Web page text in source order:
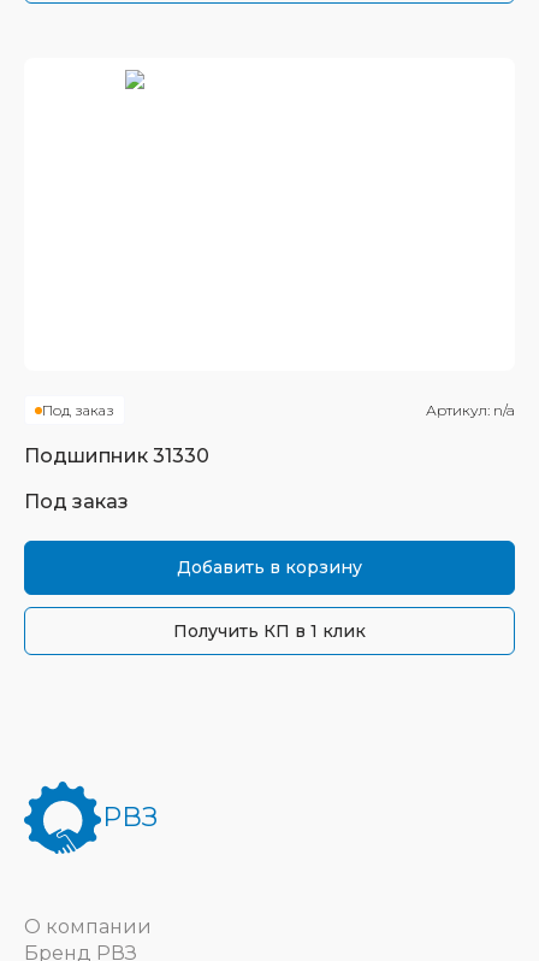
Под заказ Артикул: n/a
Подшипник 31330
Под заказ
Добавить в корзину
Получить КП в 1 клик
РВЗ
О компании
Бренд РВЗ